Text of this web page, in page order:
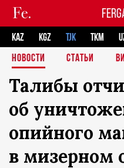
KAZ KGZ TJK TKM
НОВОСТИ
СТАТЬИ
Талибы
об
опийного
в мизерном